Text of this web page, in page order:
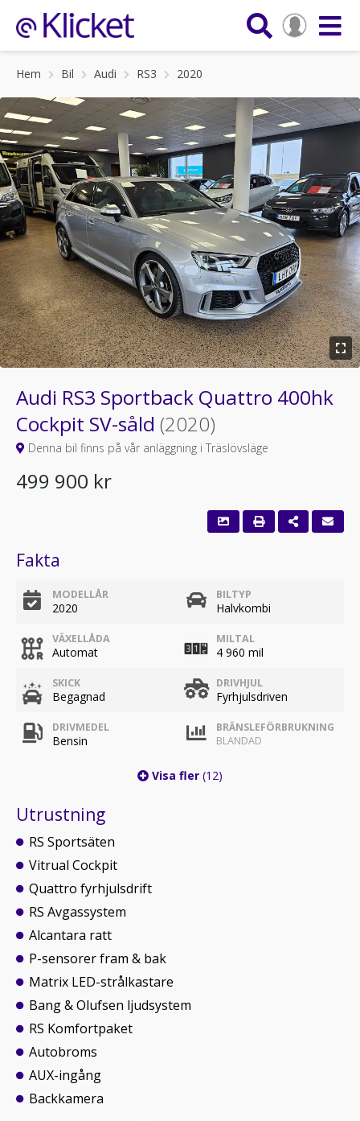
Hem Bil Audi RS3 2020
Audi RS3 Sportback Quattro 400hk
Cockpit SV-såld (2020)
Denna bil finns på vår anläggning i Träslövsläge
499 900 kr
Fakta
MODELLÅR
2020
BILTYP
Halvkombi
VÄXELLÅDA
Automat
MILTAL
4 960 mil
SKICK
Begagnad
DRIVHJUL
Fyrhjulsdriven
DRIVMEDEL
Bensin
BRÄNSLEFÖRBRUKNING
BLANDAD
Visa fler (12)
Utrustning
RS Sportsäten
Vitrual Cockpit
Quattro fyrhjulsdrift
RS Avgassystem
Alcantara ratt
P-sensorer fram & bak
Matrix LED-strålkastare
Bang & Olufsen ljudsystem
RS Komfortpaket
Autobroms
AUX-ingång
Backkamera